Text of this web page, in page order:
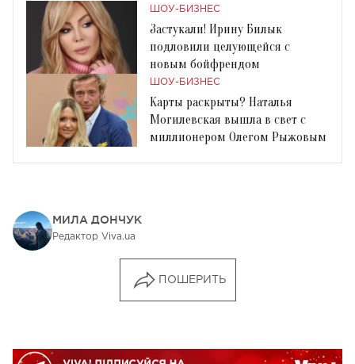
ШОУ-БИЗНЕС
Застукали! Ирину Билык
подловили целующейся с
новым бойфрендом
ШОУ-БИЗНЕС
Карты раскрыты? Наталья
Могилевская вышла в свет с
миллионером Олегом Рыжовым
МИЛА ДОНЧУК
Редактор Viva.ua
ПОШЕРИТЬ